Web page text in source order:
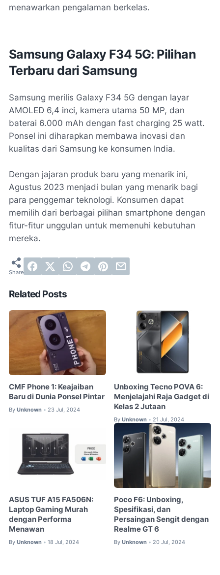
menawarkan pengalaman berkelas.
Samsung Galaxy F34 5G: Pilihan
Terbaru dari Samsung
Samsung merilis Galaxy F34 5G dengan layar
AMOLED 6,4 inci, kamera utama 50 MP, dan
baterai 6.000 mAh dengan fast charging 25 watt.
Ponsel ini diharapkan membawa inovasi dan
kualitas dari Samsung ke konsumen India.
Dengan jajaran produk baru yang menarik ini,
Agustus 2023 menjadi bulan yang menarik bagi
para penggemar teknologi. Konsumen dapat
memilih dari berbagai pilihan smartphone dengan
fitur-fitur unggulan untuk memenuhi kebutuhan
mereka.
Related Posts
CMF Phone 1: Keajaiban
Baru di Dunia Ponsel Pintar
By Unknown • 23 Jul, 2024
Unboxing Tecno POVA 6:
Menjelajahi Raja Gadget di
Kelas 2 Jutaan
By Unknown • 21 Jul, 2024
ASUS TUF A15 FA506N:
Laptop Gaming Murah
dengan Performa
Menawan
By Unknown • 18 Jul, 2024
Poco F6: Unboxing,
Spesifikasi, dan
Persaingan Sengit dengan
Realme GT 6
By Unknown • 20 Jul, 2024